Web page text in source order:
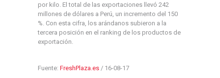
por kilo. El total de las exportaciones llevó 242
millones de dólares a Perú, un incremento del 150
%. Con esta cifra, los arándanos subieron a la
tercera posición en el ranking de los productos de
exportación.
Fuente:FreshPlaza.es / 16-08-17